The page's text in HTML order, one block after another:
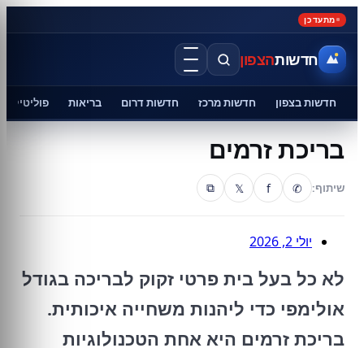
מתעדכן
חדשותהצפון
חדשות בצפון חדשות מרכז חדשות דרום בריאות פוליטיקה
בריכת זרמים
שיתוף: ✆
f
𝕏
⧉
יולי 2, 2026
לא כל בעל בית פרטי זקוק לבריכה בגודל
אולימפי כדי ליהנות משחייה איכותית.
בריכת זרמים היא אחת הטכנולוגיות